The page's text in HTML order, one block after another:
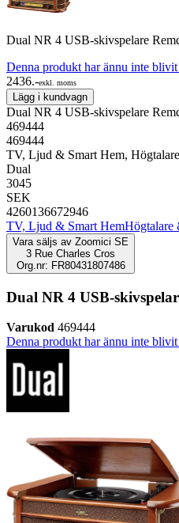
Dual NR 4 USB-skivspelare
Denna produkt har ännu inte blivit
2436.-exkl. moms
Lägg i kundvagn
Dual NR 4 USB-skivspelare
469444
469444
TV, Ljud & Smart Hem,
Dual
3045
SEK
4260136672946
TV, Ljud & Smart HemHögtalare
Vara säljs av Zoomici SE
3 Rue Charles Cros
Org.nr: FR80431807486
Dual NR 4 USB-
Varukod 469444
Denna produkt har ännu inte blivit